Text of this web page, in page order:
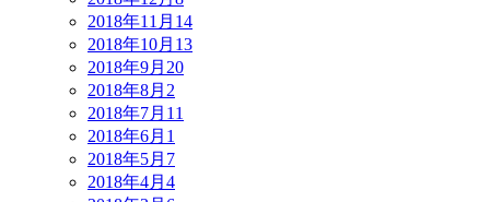
2018年11月 14
2018年10月 13
2018年9月 20
2018年8月 2
2018年7月 11
2018年6月 1
2018年5月 7
2018年4月 4